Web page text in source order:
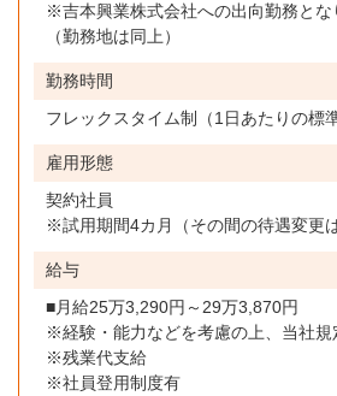
※吉本興業株式会社への出向勤務とな
（勤務地は同上）
勤務時間
フレックスタイム制（1日あたりの標
雇用形態
契約社員
※試用期間4カ月（その間の待遇変更
給与
■月給25万3,290円～29万3,870円
※経験・能力などを考慮の上、当社規
※残業代支給
※社員登用制度有